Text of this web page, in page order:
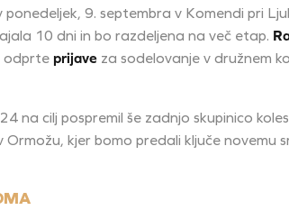
9. septembra v Komendi pri
10 dni in bo razdeljena na več etap.
odprte prijave za sodelovanje v družnem
na cilj pospremil še zadnjo skupinico
kjer bomo predali ključe novemu